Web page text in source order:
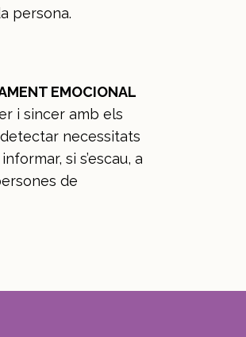
persona.
EMOCIONAL
i sincer amb els
necessitats
si s’escau, a
de